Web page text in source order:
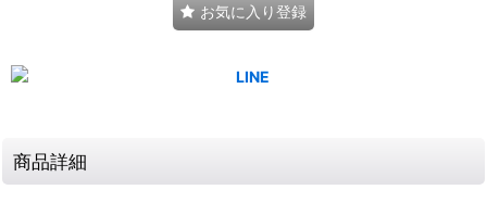
お気に入り登録
商品詳細